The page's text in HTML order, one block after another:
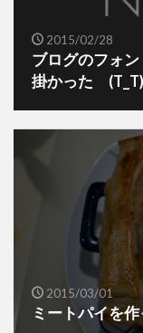
2015/02/28
ブログのフォ
掛かった (T_T)
2015/03/01
ミートパイを